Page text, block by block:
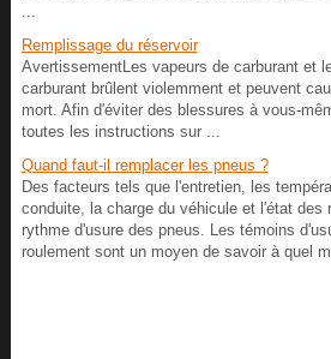
Remplissage du réservoir
AvertissementLes vapeurs de carburant et
carburant brûlent violemment et peuvent
mort. Afin d'éviter des blessures à vous-
toutes les instructions sur ...
Quand faut-il remplacer les pneus ?
Des facteurs tels que l'entretien, les
conduite, la charge du véhicule et l'état des
rythme d'usure des pneus. Les témoins
roulement sont un moyen de savoir à quel